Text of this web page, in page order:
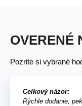
OVERENÉ
Pozrite si vybrané
Celkový názor:
Rýchle dodanie,